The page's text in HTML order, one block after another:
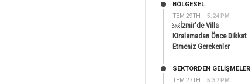
TEM 29TH 5:24 PM
BÖLGESEL
￼İzmir’de Villa
Kiralamadan Önce Dikkat
Etmeniz Gerekenler
TEM 27TH 5:37 PM
SEKTÖRDEN GELIŞMELER